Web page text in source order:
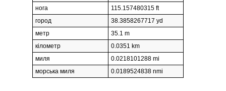
нога
115.157480315 ft
город
38.3858267717 yd
метр
35.1 m
кілометр
0.0351 km
миля
0.0218101288 mi
морська миля
0.0189524838 nmi